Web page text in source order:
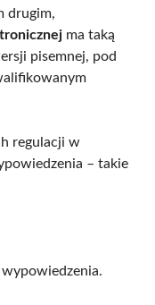
drugim,
ma taką
pisemnej, pod
regulacji w
– takie